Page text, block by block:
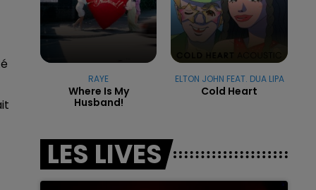
7h00 - 11h00
LA TEAM DE L'ÉTÉ
RAYE
Where Is My
Husband!
ELTON JOHN FEAT. DUA LIPA
Cold Heart
LES LIVES